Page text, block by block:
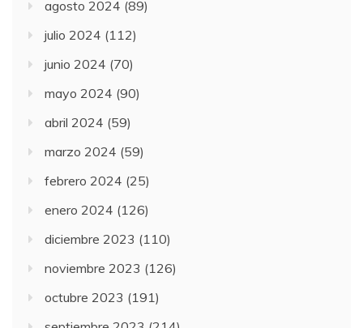
agosto 2024 (89)
julio 2024 (112)
junio 2024 (70)
mayo 2024 (90)
abril 2024 (59)
marzo 2024 (59)
febrero 2024 (25)
enero 2024 (126)
diciembre 2023 (110)
noviembre 2023 (126)
octubre 2023 (191)